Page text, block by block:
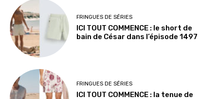
FRINGUES DE SÉRIES
ICI TOUT COMMENCE : le short de
bain de César dans l’épisode 1497
FRINGUES DE SÉRIES
ICI TOUT COMMENCE : la tenue de